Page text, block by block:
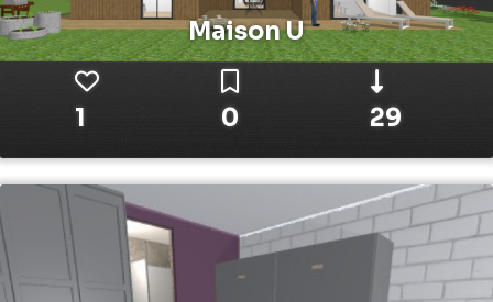
Maison U
1 0 29